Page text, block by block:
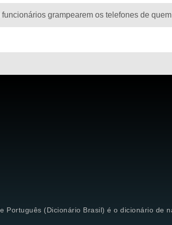
funcionários grampearem os telefones de
Português (Dicionário Brasil) é o dicionário de